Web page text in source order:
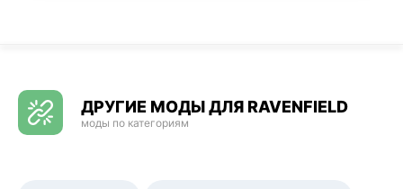
ДРУГИЕ МОДЫ ДЛЯ RAVENFIELD
моды по категориям